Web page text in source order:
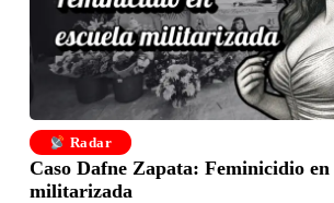
Radar
Caso Dafne Zapata: Feminicidio en
militarizada